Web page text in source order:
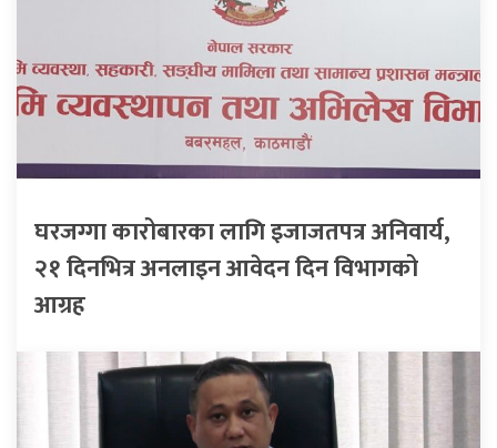
घरजग्गा कारोबारका लागि इजाजतपत्र अनिवार्य,
२१ दिनभित्र अनलाइन आवेदन दिन विभागको
आग्रह